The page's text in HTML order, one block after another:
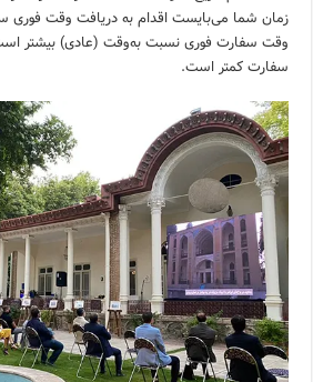
زمان شما می‌بایست اقدام به دریافت وقت فوری
وقت سفارت فوری نسبت به‌وقت (عادی) بیشتر
سفارت کمتر است.